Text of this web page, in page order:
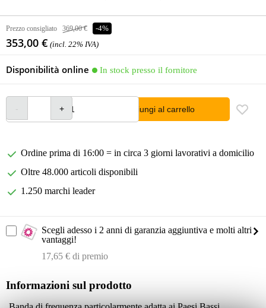
Prezzo consigliato 369,00 € -4%
353,00 € (incl. 22% IVA)
Disponibilità online In stock presso il fornitore
Aggiungi al carrello
Ordine prima di 16:00 = in circa 3 giorni lavorativi a domicilio
Oltre 48.000 articoli disponibili
1.250 marchi leader
Scegli adesso i 2 anni di garanzia aggiuntiva e molti altri
vantaggi!
17,65 € di premio
Informazioni sul prodotto